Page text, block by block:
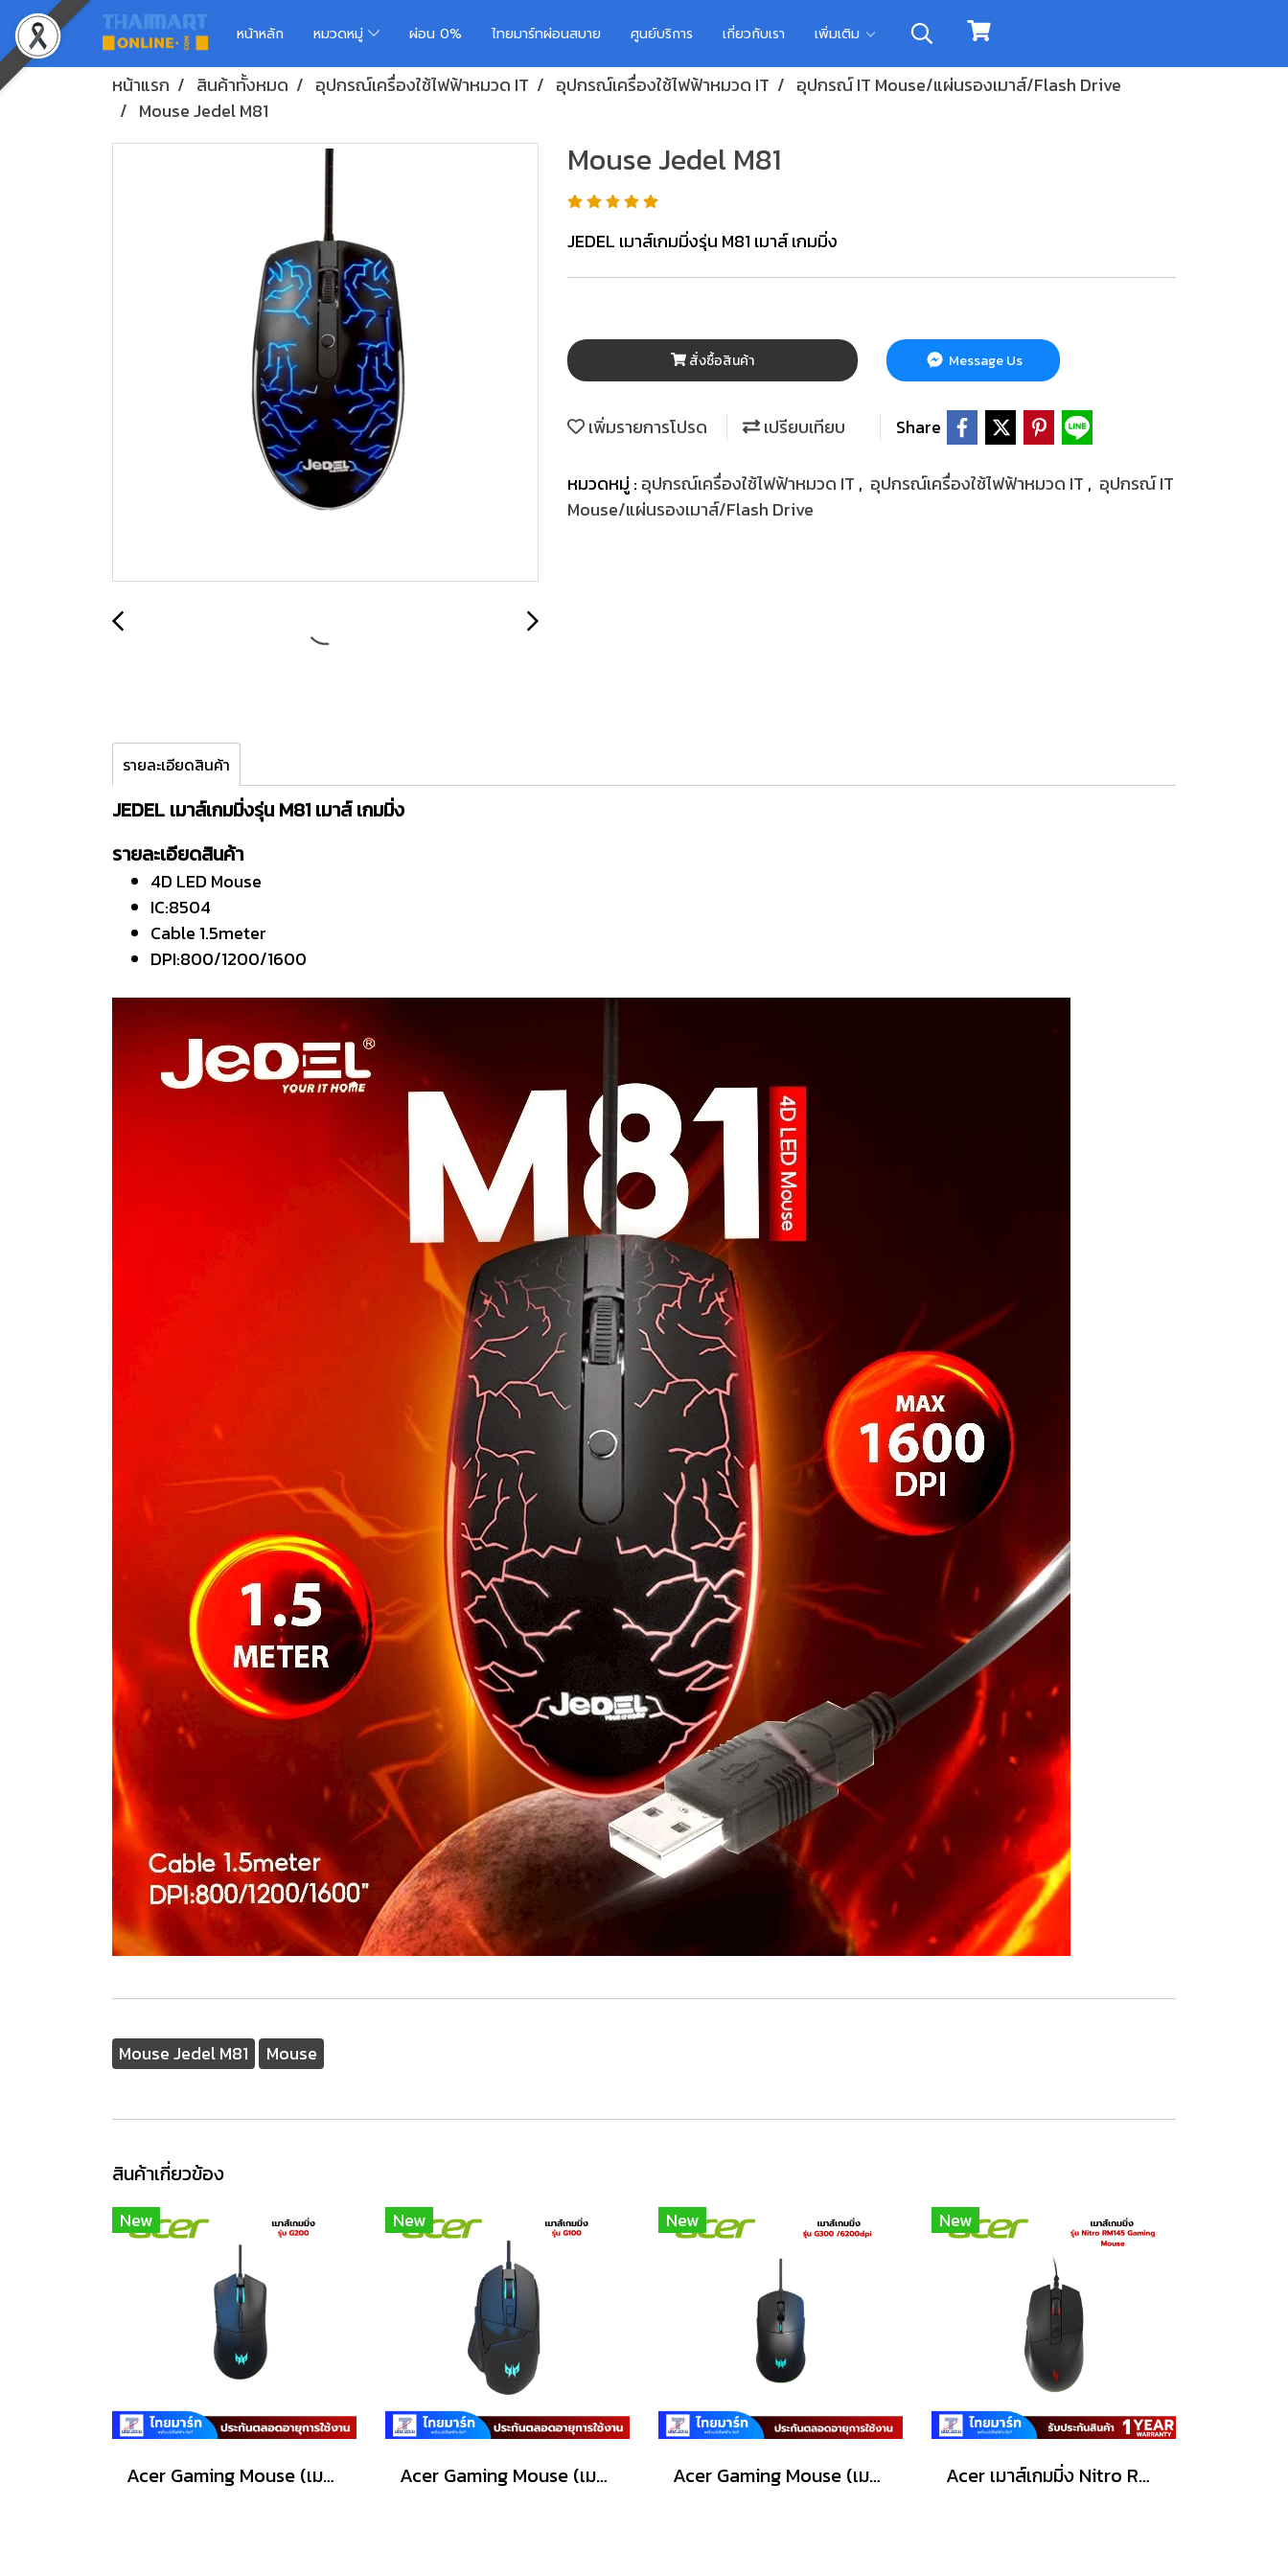
หน้าหลัก หมวดหมู่ ผ่อน 0% ไทยมาร์ทผ่อนสบาย ศูนย์บริการ เกี่ยวกับเรา เพิ่มเติม
หน้าแรก สินค้าทั้งหมด อุปกรณ์เครื่องใช้ไฟฟ้าหมวด IT อุปกรณ์เครื่องใช้ไฟฟ้าหมวด IT
อุปกรณ์ IT Mouse/แผ่นรองเมาส์/Flash Drive
Mouse Jedel M81
Mouse Jedel M81
JEDEL เมาส์เกมมิ่งรุ่น M81 เมาส์ เกมมิ่ง
สั่งซื้อสินค้า Message Us
เพิ่มรายการโปรด เปรียบเทียบ Share
หมวดหมู่ : อุปกรณ์เครื่องใช้ไฟฟ้าหมวด IT , อุปกรณ์เครื่องใช้ไฟฟ้าหมวด IT , อุปกรณ์ IT
Mouse/แผ่นรองเมาส์/Flash Drive
รายละเอียดสินค้า
JEDEL เมาส์เกมมิ่งรุ่น M81 เมาส์ เกมมิ่ง
รายละเอียดสินค้า
4D LED Mouse
IC:8504
Cable 1.5meter
DPI:800/1200/1600
Mouse Jedel M81 Mouse
สินค้าเกี่ยวข้อง
New
Acer Gaming Mouse (เมาส์เกมมิ่ง) Predator รุ่น G200 /6200dpi/Warranty Lifetime
New
Acer Gaming Mouse (เมาส์เกมมิ่ง) Predator รุ่น G100 /6200dpi/Warranty Lifetime
New
Acer Gaming Mouse (เมาส์เกมมิ่ง) Predator รุ่น G300 /6200dpi/Warranty Lifetime
New
Acer เมาส์เกมมิ่ง Nitro RM145 Gaming Mouse